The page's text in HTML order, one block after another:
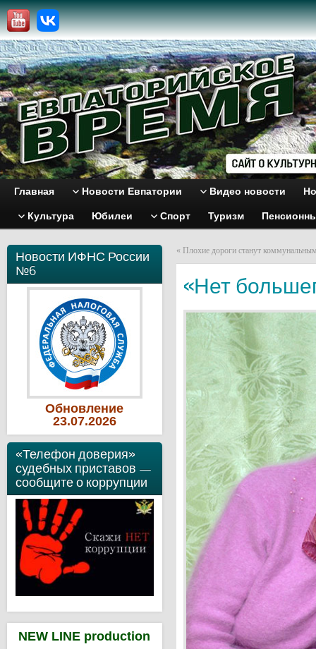
Главная Новости Евпатории Видео новости
Культура Юбилеи Спорт Туризм
Новости ИФНС России
№6
Обновление
23.07.2026
«Телефон доверия»
судебных приставов —
сообщите о коррупции
NEW LINE production
« Плохие дороги станут
«Нет